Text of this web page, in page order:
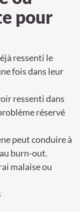
pour
ressenti le
fois dans leur
ressenti dans
réservé
peut conduire à
burn-out.
malaise ou